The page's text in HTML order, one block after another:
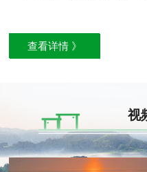
查看详情 》
视